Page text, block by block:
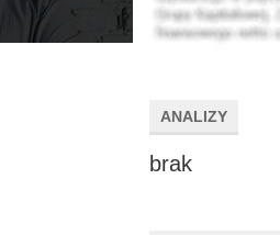
ANALIZY
brak